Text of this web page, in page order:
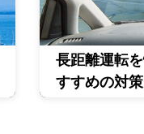
長距離運転
すすめの対